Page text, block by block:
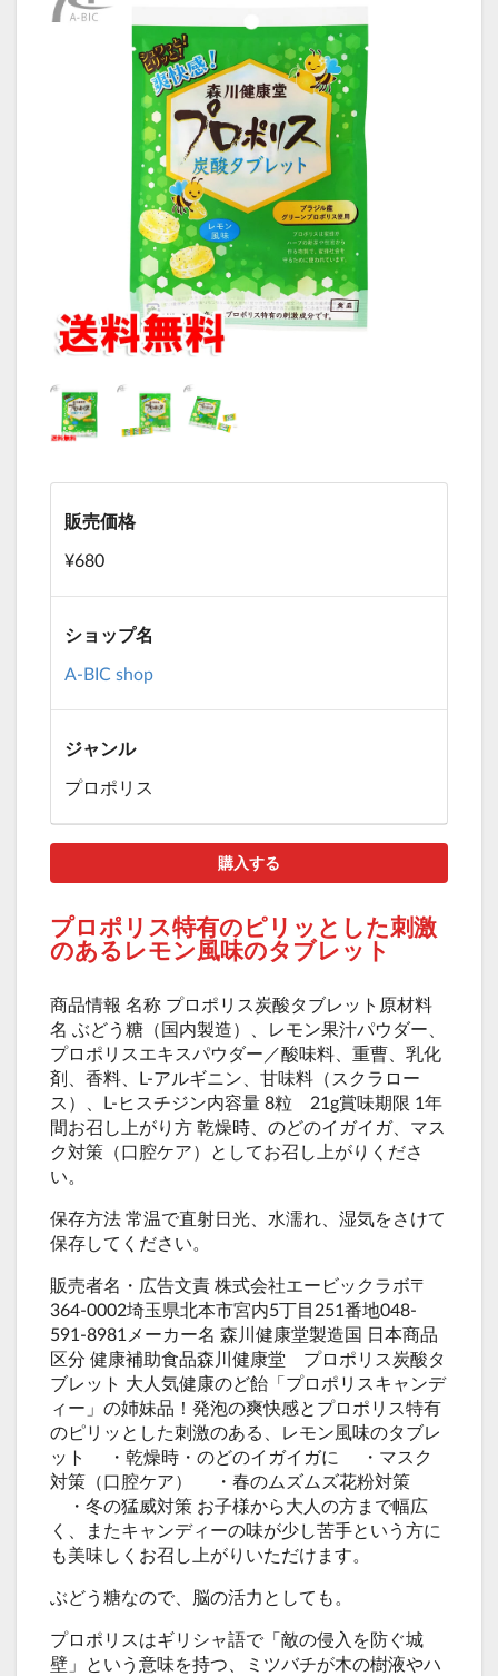
販売価格
¥680
ショップ名
A-BIC shop
ジャンル
プロポリス
購入する
プロポリス特有のピリッとした刺激
のあるレモン風味のタブレット
商品情報 名称 プロポリス炭酸タブレット原材料
名 ぶどう糖（国内製造）、レモン果汁パウダー、
プロポリスエキスパウダー／酸味料、重曹、乳化
剤、香料、L-アルギニン、甘味料（スクラロー
ス）、L-ヒスチジン内容量 8粒 21g賞味期限 1年
間お召し上がり方 乾燥時、のどのイガイガ、マス
ク対策（口腔ケア）としてお召し上がりくださ
い。
保存方法 常温で直射日光、水濡れ、湿気をさけて
保存してください。
販売者名・広告文責 株式会社エービックラボ〒
364-0002埼玉県北本市宮内5丁目251番地048-
591-8981メーカー名 森川健康堂製造国 日本商品
区分 健康補助食品森川健康堂 プロポリス炭酸タ
ブレット 大人気健康のど飴「プロポリスキャンデ
ィー」の姉妹品！発泡の爽快感とプロポリス特有
のピリッとした刺激のある、レモン風味のタブレ
ット ・乾燥時・のどのイガイガに ・マスク
対策（口腔ケア） ・春のムズムズ花粉対策
・冬の猛威対策 お子様から大人の方まで幅広
く、またキャンディーの味が少し苦手という方に
も美味しくお召し上がりいただけます。
ぶどう糖なので、脳の活力としても。
プロポリスはギリシャ語で「敵の侵入を防ぐ城
壁」という意味を持つ、ミツバチが木の樹液やハ